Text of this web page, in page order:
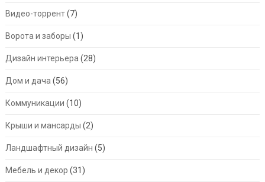
Видео-торрент(7)
Ворота и заборы (1)
Дизайн интерьера (28)
Дом и дача (56)
Коммуникации (10)
Крыши и мансарды (2)
Ландшафтный дизайн (5)
Мебель и декор (31)